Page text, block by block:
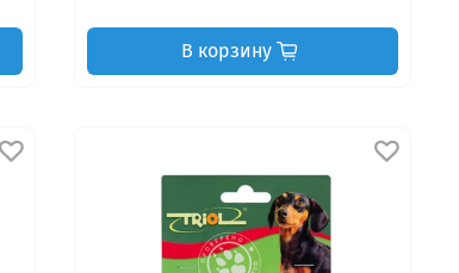
В корзину